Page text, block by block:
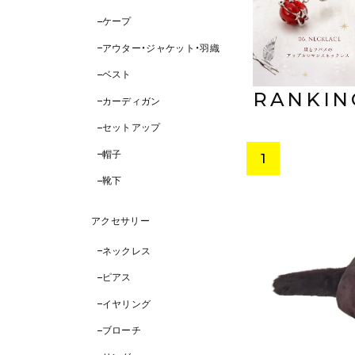
ケープ
アウター・ジャケット・羽織
ベスト
カーディガン
セットアップ
帽子
靴下
アクセサリー
ネックレス
ピアス
イヤリング
ブローチ